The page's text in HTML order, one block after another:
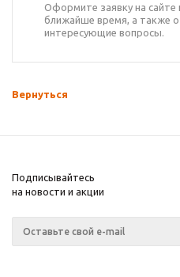
Оформите заявку на сайте
ближайше время, а также
интересующие вопросы.
Вернуться
Подписывайтесь
на новости и акции